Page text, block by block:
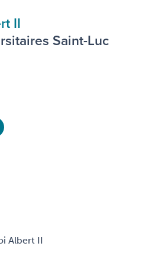
II
Saint-Luc
Albert II